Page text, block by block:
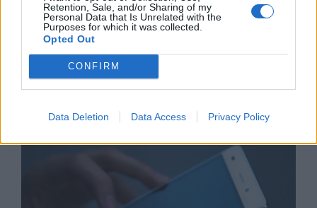
Retention, Sale, and/or Sharing of my
Personal Data that Is Unrelated with the
Purposes for which it was collected.
Opted Out
CONFIRM
Data Deletion Data Access Privacy Policy
Астронавти на NASA излязоха в
открития космос
07.08.2026 / 15:00